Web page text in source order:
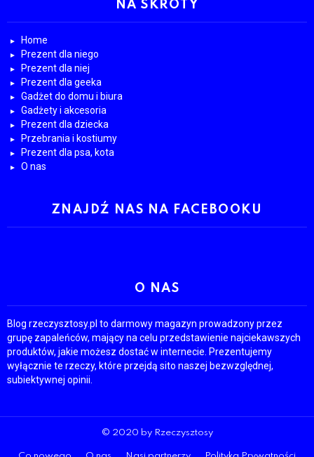
NA SKRÓTY
Home
Prezent dla niego
Prezent dla niej
Prezent dla geeka
Gadżet do domu i biura
Gadżety i akcesoria
Prezent dla dziecka
Przebrania i kostiumy
Prezent dla psa, kota
O nas
ZNAJDŹ NAS NA FACEBOOKU
O NAS
Blog rzeczysztosy.pl to darmowy magazyn prowadzony przez
grupę zapaleńców, mający na celu przedstawienie najciekawszych
produktów, jakie możesz dostać w internecie. Prezentujemy
wyłącznie te rzeczy, które przejdą sito naszej bezwzględnej,
subiektywnej opinii.
© 2020 by Rzeczysztosy